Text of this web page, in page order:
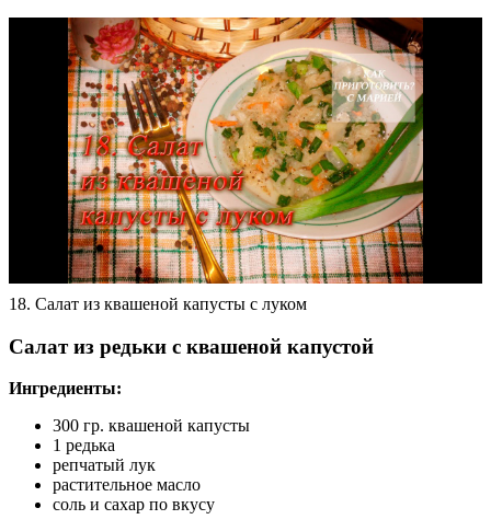
18. Салат из квашеной капусты с луком
Салат из редьки с квашеной капустой
Ингредиенты:
300 гр. квашеной капусты
1 редька
репчатый лук
растительное масло
соль и сахар по вкусу